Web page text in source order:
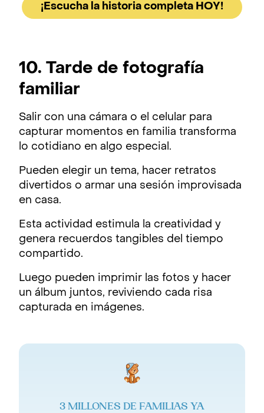
¡Escucha la historia completa HOY!
10. Tarde de fotografía
familiar
Salir con una cámara o el celular para
capturar momentos en familia transforma
lo cotidiano en algo especial.
Pueden elegir un tema, hacer retratos
divertidos o armar una sesión improvisada
en casa.
Esta actividad estimula la creatividad y
genera recuerdos tangibles del tiempo
compartido.
Luego pueden imprimir las fotos y hacer
un álbum juntos, reviviendo cada risa
capturada en imágenes.
3 MILLONES DE FAMILIAS YA